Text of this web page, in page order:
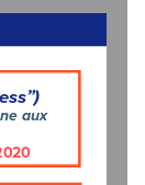
AUX
2020